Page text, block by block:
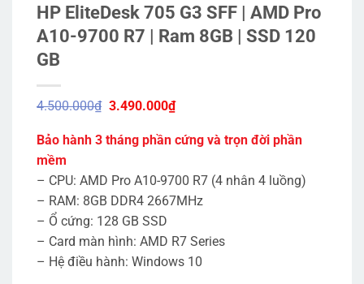
HP EliteDesk 705 G3 SFF | AMD Pro
A10-9700 R7 | Ram 8GB | SSD 120
GB
4.500.000₫ Giá
là:
4.500.000₫.
3.490.000₫Giá
hiện
tại
là:
Bảo hành 3 tháng phần cứng và trọn đời phần
mềm
– CPU: AMD Pro A10-9700 R7 (4 nhân 4 luồng)
– RAM: 8GB DDR4 2667MHz
– Ổ cứng: 128 GB SSD
– Card màn hình: AMD R7 Series
– Hệ điều hành: Windows 10